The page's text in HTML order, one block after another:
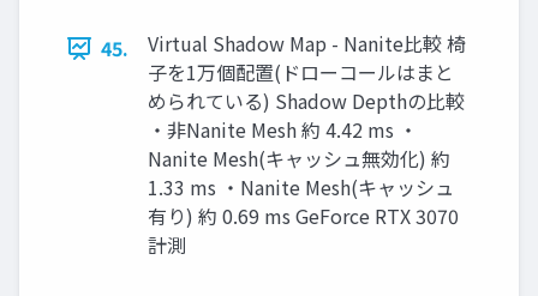
45.
Virtual Shadow Map - Nanite比較 椅
子を1万個配置(ドローコールはまと
められている) Shadow Depthの比較
・非Nanite Mesh 約 4.42 ms ・
Nanite Mesh(キャッシュ無効化) 約
1.33 ms ・Nanite Mesh(キャッシュ
有り) 約 0.69 ms GeForce RTX 3070
計測